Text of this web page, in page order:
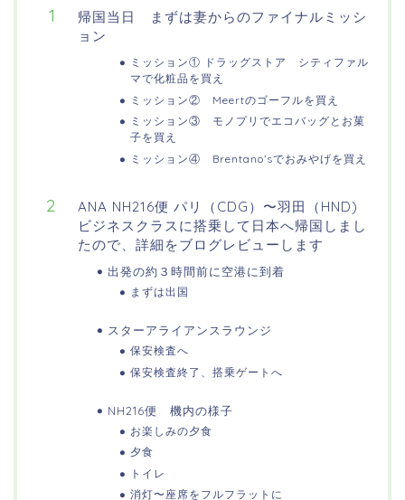
帰国当日 まずは妻からのファイナルミッシ
ョン
ミッション① ドラッグストア シティファル
マで化粧品を買え
ミッション② Meertのゴーフルを買え
ミッション③ モノプリでエコバッグとお菓
子を買え
ミッション④ Brentano’sでおみやげを買え
ANA NH216便 パリ（CDG）〜羽田（HND)
ビジネスクラスに搭乗して日本へ帰国しまし
たので、詳細をブログレビューします
出発の約３時間前に空港に到着
まずは出国
スターアライアンスラウンジ
保安検査へ
保安検査終了、搭乗ゲートへ
NH216便 機内の様子
お楽しみの夕食
夕食
トイレ
消灯〜座席をフルフラットに